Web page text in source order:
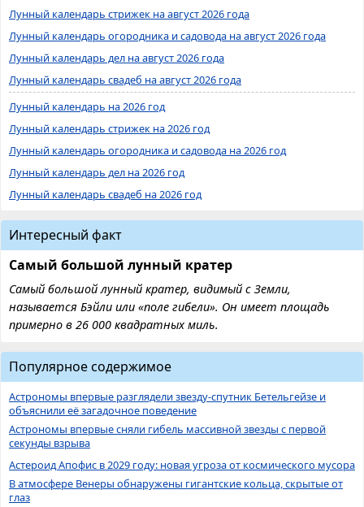
Лунный календарь стрижек на август 2026 года
Лунный календарь огородника и садовода на август 2026 года
Лунный календарь дел на август 2026 года
Лунный календарь свадеб на август 2026 года
Лунный календарь на 2026 год
Лунный календарь стрижек на 2026 год
Лунный календарь огородника и садовода на 2026 год
Лунный календарь дел на 2026 год
Лунный календарь свадеб на 2026 год
Интересный факт
Самый большой лунный кратер
Самый большой лунный кратер, видимый с Земли,
называется Бэйли или «поле гибели». Он имеет площадь
примерно в 26 000 квадратных миль.
Популярное содержимое
Астрономы впервые разглядели звезду-спутник Бетельгейзе и
объяснили её загадочное поведение
Астрономы впервые сняли гибель массивной звезды с первой
секунды взрыва
Астероид Апофис в 2029 году: новая угроза от космического мусора
В атмосфере Венеры обнаружены гигантские кольца, скрытые от
глаз